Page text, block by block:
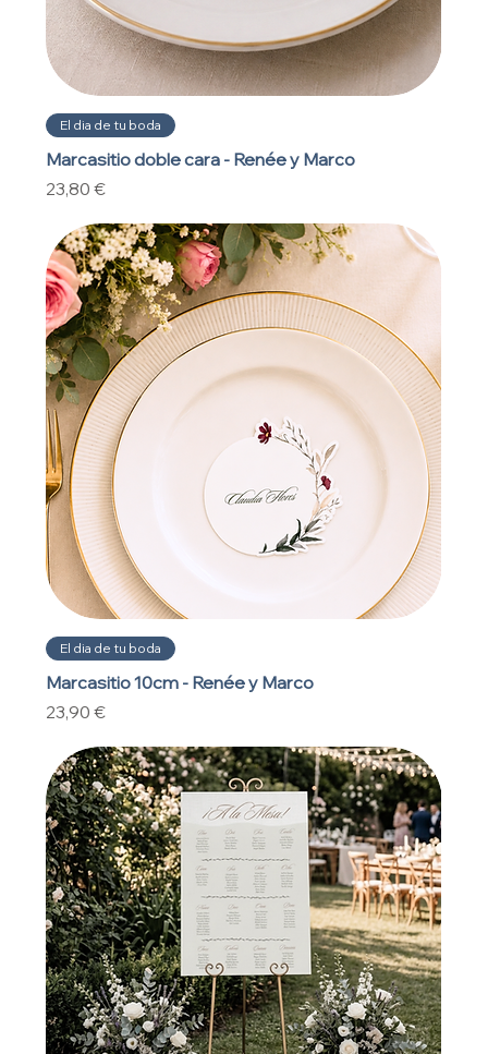
El dia de tu boda
Marcasitio doble cara - Renée y Marco
Precio
23,80 €
El dia de tu boda
Marcasitio 10cm - Renée y Marco
Precio
23,90 €